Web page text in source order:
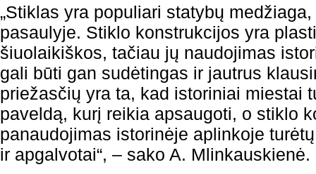
„Stiklas yra populiari statybų
pasaulyje. Stiklo konstrukcijos yra
šiuolaikiškos, tačiau jų naudojimas
gali būti gan sudėtingas ir jautrus
priežasčių yra ta, kad istoriniai miestai
paveldą, kurį reikia apsaugoti, o stiklo
panaudojimas istorinėje aplinkoje
ir apgalvotai“, – sako A. Mlinkauskienė.